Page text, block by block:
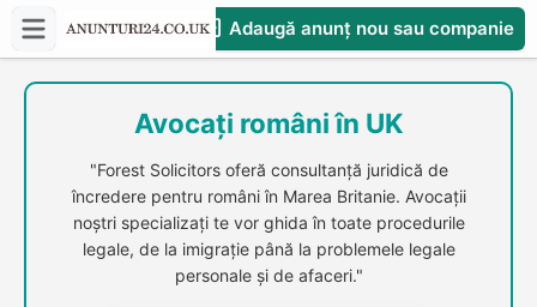
Adaugă anunț nou sau companie
CompaniesS
Avocați români în UK
"Forest Solicitors oferă consultanță juridică de
încredere pentru români în Marea Britanie. Avocații
noștri specializați te vor ghida în toate procedurile
legale, de la imigrație până la problemele legale
personale și de afaceri."